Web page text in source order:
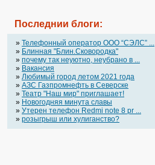
Последнии блоги:
» Телефонный оператор OOO “СЭЛС” ...
» Блинная "Блин.Сковородка"
» почему так неуютно, неубрано в ...
» Вакансия
» Любимый город летом 2021 года
» АЗС Газпромнефть в Северске
» Театр "Наш мир" приглашает!
» Новогодняя минута славы
» Утерен телефон Redmi note 8 pr ...
» розыгрыш или хулиганство?